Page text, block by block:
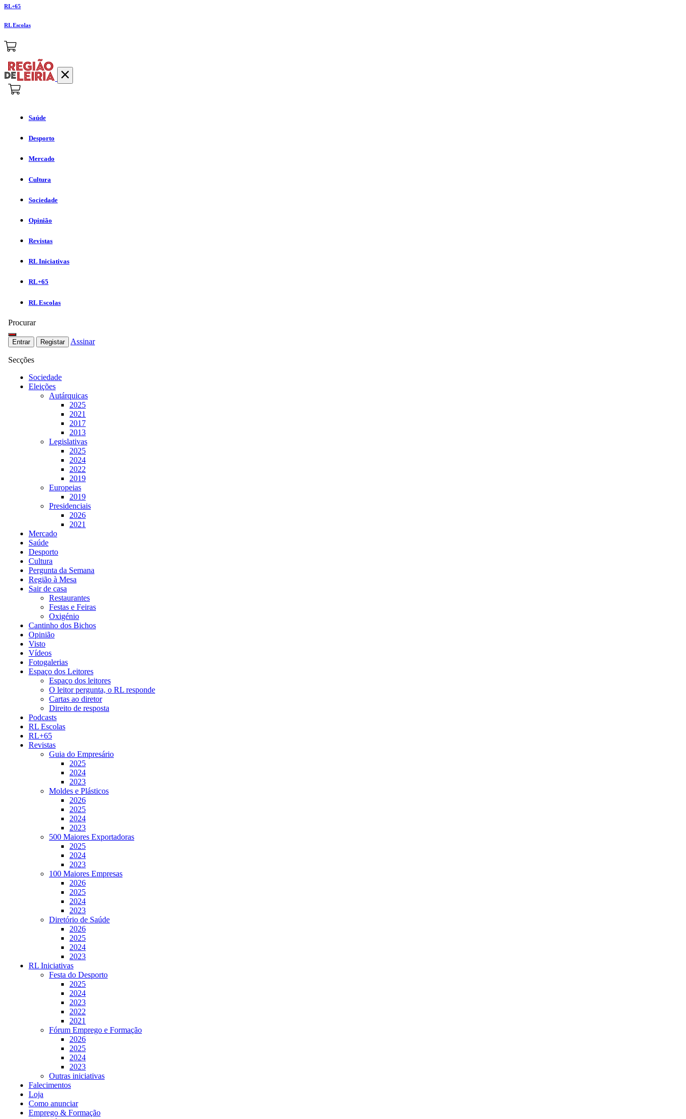
RL+65
RL Escolas
Saúde
Desporto
Mercado
Cultura
Sociedade
Opinião
Revistas
RL Iniciativas
RL+65
RL Escolas
Procurar
Entrar Registar Assinar
Secções
Sociedade
Eleições
Autárquicas
2025
2021
2017
2013
Legislativas
2025
2024
2022
2019
Europeias
2019
Presidenciais
2026
2021
Mercado
Saúde
Desporto
Cultura
Pergunta da Semana
Região à Mesa
Sair de casa
Restaurantes
Festas e Feiras
Oxigénio
Cantinho dos Bichos
Opinião
Visto
Vídeos
Fotogalerias
Espaço dos Leitores
Espaço dos leitores
O leitor pergunta, o RL responde
Cartas ao diretor
Direito de resposta
Podcasts
RL Escolas
RL+65
Revistas
Guia do Empresário
2025
2024
2023
Moldes e Plásticos
2026
2025
2024
2023
500 Maiores Exportadoras
2025
2024
2023
100 Maiores Empresas
2026
2025
2024
2023
Diretório de Saúde
2026
2025
2024
2023
RL Iniciativas
Festa do Desporto
2025
2024
2023
2022
2021
Fórum Emprego e Formação
2026
2025
2024
2023
Outras iniciativas
Falecimentos
Loja
Como anunciar
Emprego & Formação